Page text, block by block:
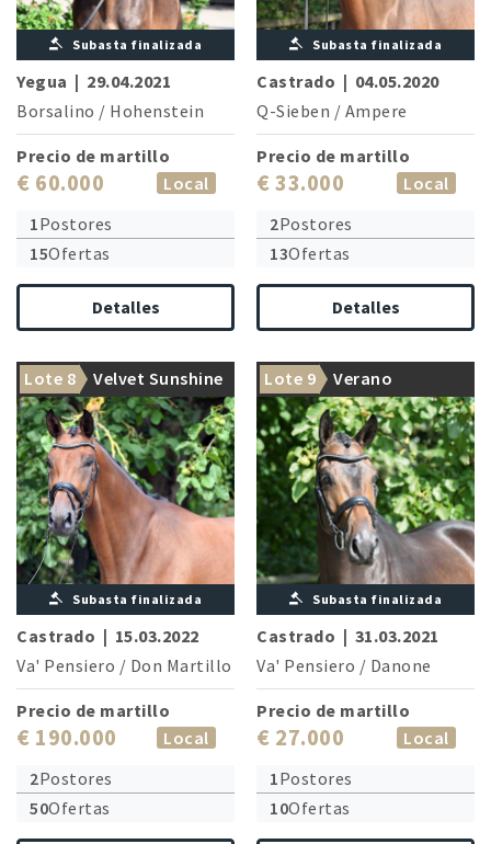
Subasta finalizada
Yegua | 29.04.2021
Borsalino / Hohenstein
Precio de martillo
€ 60.000
Local
1Postores
15Ofertas
Detalles
Subasta finalizada
Castrado | 04.05.2020
Q-Sieben / Ampere
Precio de martillo
€ 33.000
Local
2Postores
13Ofertas
Detalles
Lote 8 Velvet Sunshine
Subasta finalizada
Castrado | 15.03.2022
Va' Pensiero / Don Martillo
Precio de martillo
€ 190.000
Local
2Postores
50Ofertas
Lote 9 Verano
Subasta finalizada
Castrado | 31.03.2021
Va' Pensiero / Danone
Precio de martillo
€ 27.000
Local
1Postores
10Ofertas